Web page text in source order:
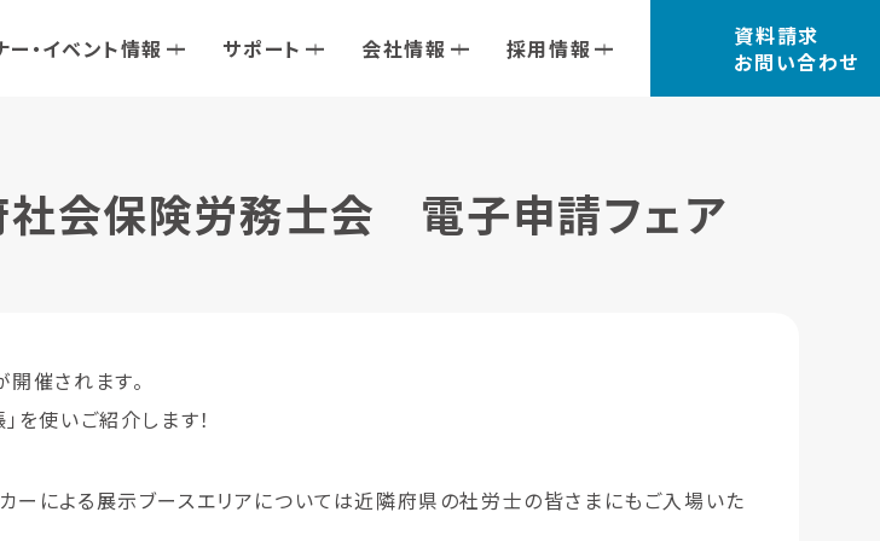
ー・イベント情報 サポート 会社情報 採用情報
資料請求
お問い合わせ
社会保険労務士会 電子申請フェア
催されます。
を使いご紹介します！
ーによる展示ブースエリアについては近隣府県の社労士の皆さまにもご入場いた